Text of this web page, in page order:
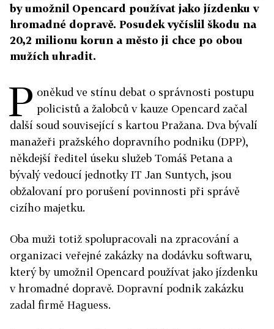
by umožnil Opencard používat jako jízdenku v
hromadné dopravě. Posudek vyčíslil škodu na
20,2 milionu korun a město ji chce po obou
mužích uhradit.
P oněkud ve stínu debat o správnosti postupu
policistů a žalobců v kauze Opencard začal
další soud související s kartou Pražana. Dva bývalí
manažeři pražského dopravního podniku (DPP),
někdejší ředitel úseku služeb Tomáš Petana a
bývalý vedoucí jednotky IT Jan Suntych, jsou
obžalovaní pro porušení povinnosti při správě
cizího majetku.
Oba muži totiž spolupracovali na zpracování a
organizaci veřejné zakázky na dodávku softwaru,
který by umožnil Opencard používat jako jízdenku
v hromadné dopravě. Dopravní podnik zakázku
zadal firmě Haguess.